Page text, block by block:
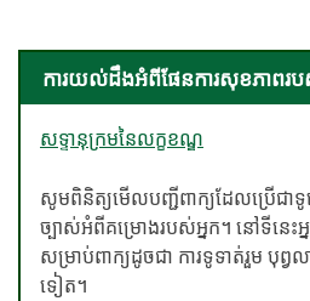
ការយល់ដឹងអំពីផែនការសុខភាពរប
សទ្ទានុក្រមនៃលក្ខខណ្ឌ
សូមពិនិត្យមើលបញ្ជីពាក្យដែលប្រើជា
ច្បាស់អំពីគម្រោងរបស់អ្នក។ នៅទីន
សម្រាប់ពាក្យដូចជា ការទូទាត់រួម បុព្វ
ទៀត។